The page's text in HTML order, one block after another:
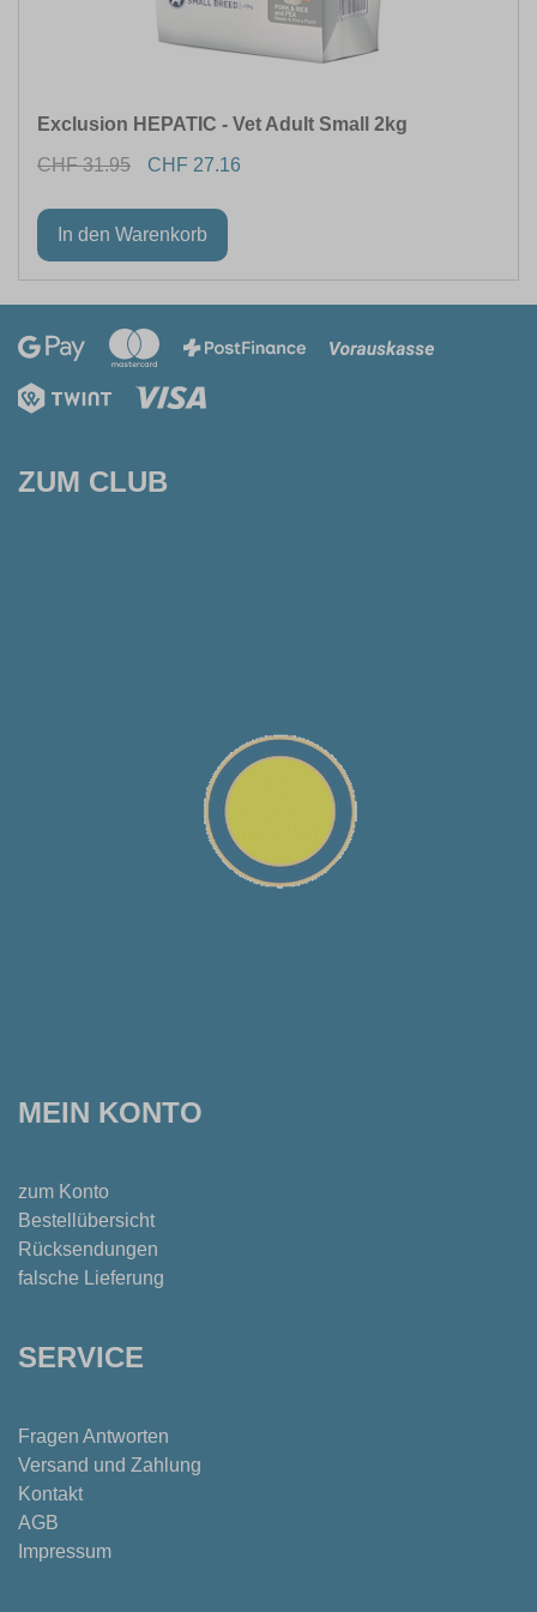
Exclusion HEPATIC - Vet Adult Small 2kg
CHF 31.95
CHF 27.16
ZUM CLUB
MEIN KONTO
zum Konto
Bestellübersicht
Rücksendungen
falsche Lieferung
SERVICE
Fragen Antworten
Versand und Zahlung
Kontakt
AGB
Impressum